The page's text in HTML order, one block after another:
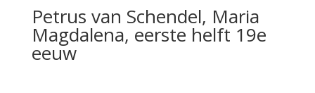
Petrus van Schendel, Maria
Magdalena, eerste helft 19e
eeuw